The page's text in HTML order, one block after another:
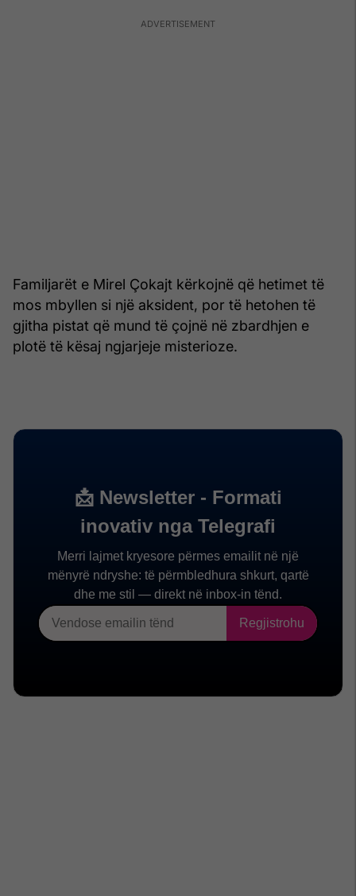
Familjarët e Mirel Çokajt kërkojnë që hetimet të
mos mbyllen si një aksident, por të hetohen të
gjitha pistat që mund të çojnë në zbardhjen e
plotë të kësaj ngjarjeje misterioze.